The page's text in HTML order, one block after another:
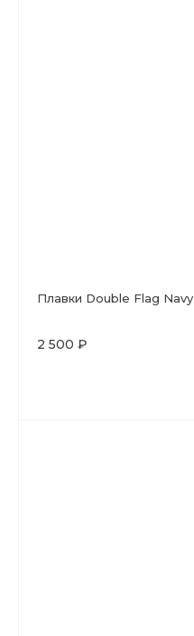
Плавки Double Flag Navy
2 500 ₽